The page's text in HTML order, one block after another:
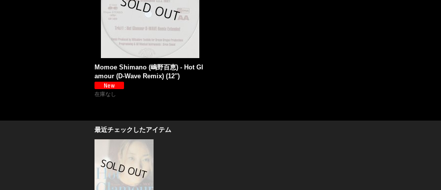
Momoe Shimano (嶋野百恵) - Hot Gl
amour (D-Wave Remix) (12'')
在庫なし
最近チェックしたアイテム